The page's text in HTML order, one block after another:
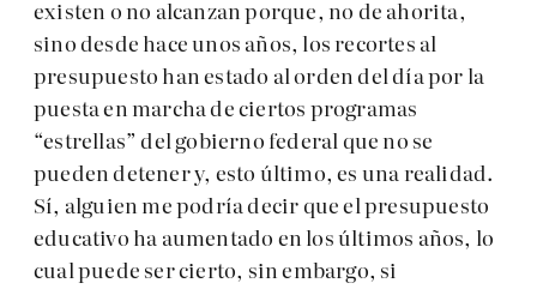
existen o no alcanzan porque, no de ahorita,
sino desde hace unos años, los recortes al
presupuesto han estado al orden del día por la
puesta en marcha de ciertos programas
“estrellas” del gobierno federal que no se
pueden detener y, esto último, es una realidad.
Sí, alguien me podría decir que el presupuesto
educativo ha aumentado en los últimos años, lo
cual puede ser cierto, sin embargo, si